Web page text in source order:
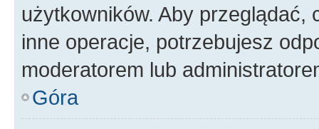
użytkowników. Aby
inne operacje, potrzebujesz
moderatorem lub
Góra